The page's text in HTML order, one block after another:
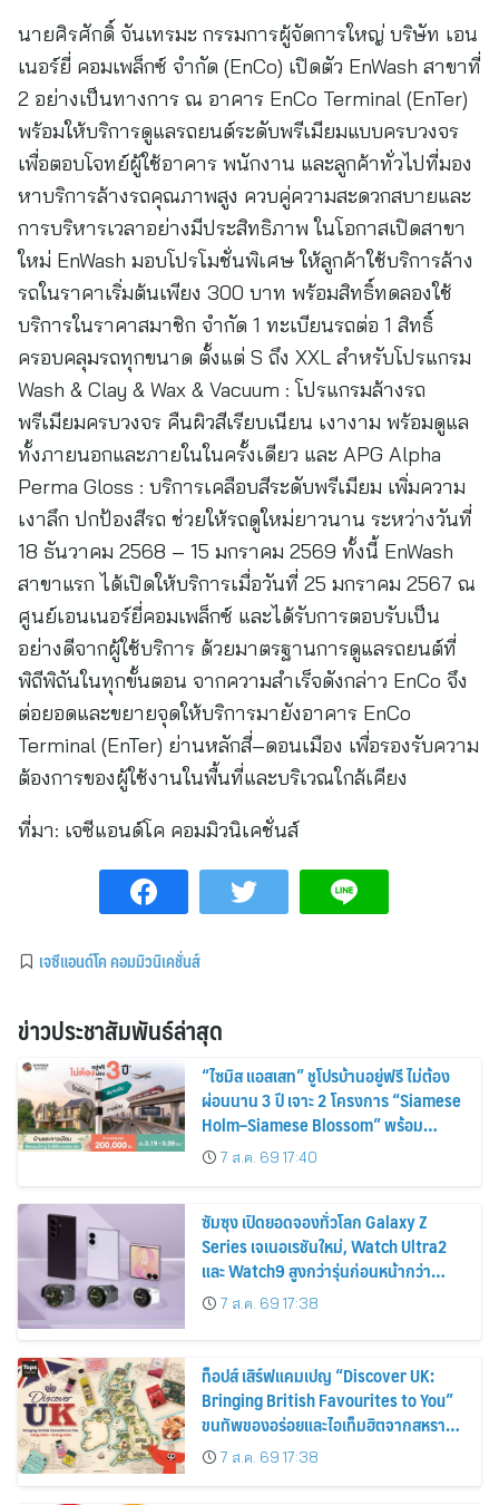
นายศิรศักดิ์ จันเทรมะ กรรมการผู้จัดการใหญ่ บริษัท เอน
เนอร์ยี่ คอมเพล็กซ์ จำกัด (EnCo) เปิดตัว EnWash สาขาที่
2 อย่างเป็นทางการ ณ อาคาร EnCo Terminal (EnTer)
พร้อมให้บริการดูแลรถยนต์ระดับพรีเมียมแบบครบวงจร
เพื่อตอบโจทย์ผู้ใช้อาคาร พนักงาน และลูกค้าทั่วไปที่มอง
หาบริการล้างรถคุณภาพสูง ควบคู่ความสะดวกสบายและ
การบริหารเวลาอย่างมีประสิทธิภาพ ในโอกาสเปิดสาขา
ใหม่ EnWash มอบโปรโมชั่นพิเศษ ให้ลูกค้าใช้บริการล้าง
รถในราคาเริ่มต้นเพียง 300 บาท พร้อมสิทธิ์ทดลองใช้
บริการในราคาสมาชิก จำกัด 1 ทะเบียนรถต่อ 1 สิทธิ์
ครอบคลุมรถทุกขนาด ตั้งแต่ S ถึง XXL สำหรับโปรแกรม
Wash & Clay & Wax & Vacuum : โปรแกรมล้างรถ
พรีเมียมครบวงจร คืนผิวสีเรียบเนียน เงางาม พร้อมดูแล
ทั้งภายนอกและภายในในครั้งเดียว และ APG Alpha
Perma Gloss : บริการเคลือบสีระดับพรีเมียม เพิ่มความ
เงาลึก ปกป้องสีรถ ช่วยให้รถดูใหม่ยาวนาน ระหว่างวันที่
18 ธันวาคม 2568 – 15 มกราคม 2569 ทั้งนี้ EnWash
สาขาแรก ได้เปิดให้บริการเมื่อวันที่ 25 มกราคม 2567 ณ
ศูนย์เอนเนอร์ยี่คอมเพล็กซ์ และได้รับการตอบรับเป็น
อย่างดีจากผู้ใช้บริการ ด้วยมาตรฐานการดูแลรถยนต์ที่
พิถีพิถันในทุกขั้นตอน จากความสำเร็จดังกล่าว EnCo จึง
ต่อยอดและขยายจุดให้บริการมายังอาคาร EnCo
Terminal (EnTer) ย่านหลักสี่–ดอนเมือง เพื่อรองรับความ
ต้องการของผู้ใช้งานในพื้นที่และบริเวณใกล้เคียง
ที่มา: เจซีแอนด์โค คอมมิวนิเคชั่นส์
เจซีแอนด์โค คอมมิวนิเคชั่นส์
ข่าวประชาสัมพันธ์ล่าสุด
“ไซมิส แอสเสท” ชูโปรบ้านอยู่ฟรี ไม่ต้อง
ผ่อนนาน 3 ปี เจาะ 2 โครงการ “Siamese
Holm–Siamese Blossom” พร้อม
ส่วนลดและสิทธิพิเศษถึง 31 สิงหาคม
2569
7 ส.ค. 69 17:40
ซัมซุง เปิดยอดจองทั่วโลก Galaxy Z
Series เจเนอเรชันใหม่, Watch Ultra2
และ Watch9 สูงกว่ารุ่นก่อนหน้ากว่า
30%7 ส.ค. 69 17:38
ท็อปส์ เสิร์ฟแคมเปญ “Discover UK:
Bringing British Favourites to You”
ขนทัพของอร่อยและไอเท็มฮิตจากสหราช
อาณาจักร ส่งตรงถึงมือตั้งแต่วันนี้ – 18
สิงหาคมนี้
7 ส.ค. 69 17:38